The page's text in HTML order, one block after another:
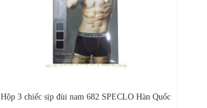
Hộp 3 chiếc sịp đùi nam 682 SPECLO Hàn Quốc